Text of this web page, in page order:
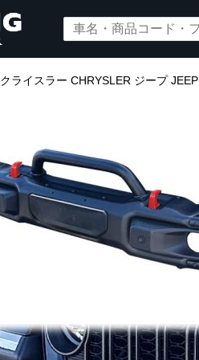
クライスラー CHRYSLER ジープ JEEP